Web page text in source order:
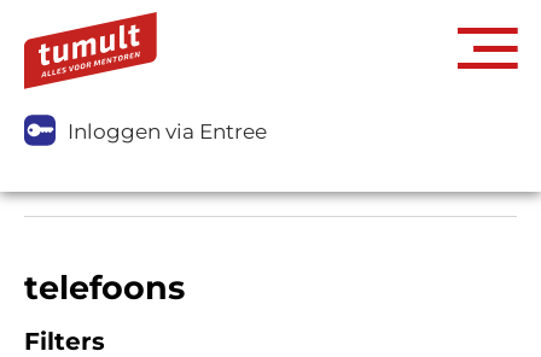
Inloggen via Entree
telefoons
Filters